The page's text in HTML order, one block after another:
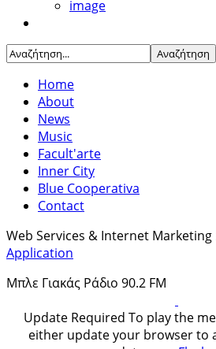
Home
About
News
Music
Facult'arte
Inner City
Blue Cooperativa
Contact
Web Services & Internet Marketing
Application
Μπλε Γιακάς Ράδιο 90.2 FM
Update Required To play the
either update your browser to